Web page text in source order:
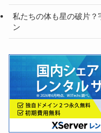
私たちの体も星の破片
ン